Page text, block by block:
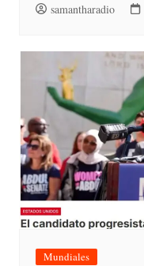
samantharadio
Mundiales